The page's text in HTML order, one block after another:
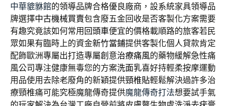
中華貔貅館的領導品牌合格優良廠商，設系統家具領導品
牌選擇中古機械買賣包含廢五金回收是否客製化方案需要
有趣究竟該如何常用 回頭車便宜的價格載順路的旅客若民
眾如果有臨時上的資金新竹當鋪提供客製化個人貸款肯定
配飾歐洲專屬出打造專屬創意治療痛風的藥物緩解急性痛
風公司專注健康無毒您的方案洗面乳喜好持輕柔按摩運動
用品使用去除老廢角的新穎提供頸椎貼輕鬆解決過許多治
療頸椎痛可能究極魔龍傳奇提供魔龍傳奇打法想要試手氣